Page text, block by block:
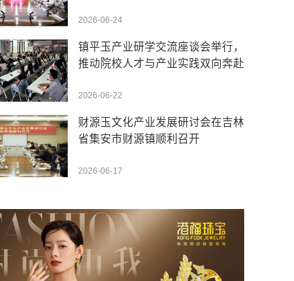
2026-06-24
镇平玉产业研学交流座谈会举行，
推动院校人才与产业实践双向奔赴
2026-06-22
财源玉文化产业发展研讨会在吉林
省集安市财源镇顺利召开
2026-06-17